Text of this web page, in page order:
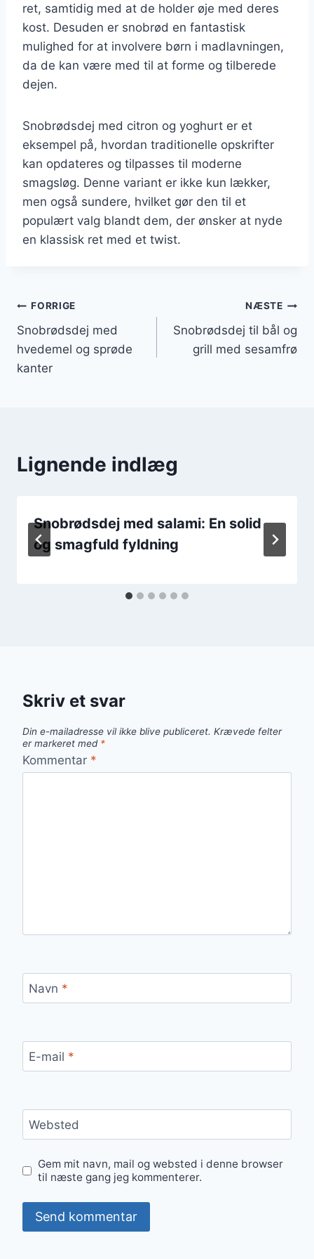
ret, samtidig med at de holder øje med deres
kost. Desuden er snobrød en fantastisk
mulighed for at involvere børn i madlavningen,
da de kan være med til at forme og tilberede
dejen.
Snobrødsdej med citron og yoghurt er et
eksempel på, hvordan traditionelle opskrifter
kan opdateres og tilpasses til moderne
smagsløg. Denne variant er ikke kun lækker,
men også sundere, hvilket gør den til et
populært valg blandt dem, der ønsker at nyde
en klassisk ret med et twist.
Indlægsnavigation
FORRIGE
Snobrødsdej med
hvedemel og sprøde
kanter
NÆSTE
Snobrødsdej til bål og
grill med sesamfrø
Lignende indlæg
Snobrødsdej med salami: En solid
og smagfuld fyldning
Skriv et svar
Din e-mailadresse vil ikke blive publiceret. Krævede felter
er markeret med *
Kommentar *
Navn *
E-mail *
Websted
Gem mit navn, mail og websted i denne browser
til næste gang jeg kommenterer.